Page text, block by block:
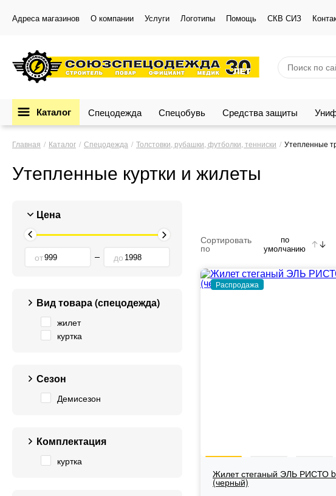
Адреса магазинов О компании Услуги Логотипы Помощь СКВ СИЗ
Каталог Спецодежда Спецобувь Средства защиты
Главная Каталог Спецодежда Толстовки, рубашки, футболки, тенниски Утепленные
Утепленные куртки и жилеты
Цена
от до
Вид товара (спецодежда)
жилет
куртка
Сезон
Демисезон
Комплектация
куртка
Сортировать
по
по
умолчанию
Распродажа
Жилет стеганый ЭЛЬ РИСТО
(черный)